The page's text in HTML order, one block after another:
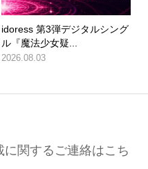
idoress 第3弾デジタルシング
ル『魔法少女疑...
2026.08.03
関するご連絡はこち